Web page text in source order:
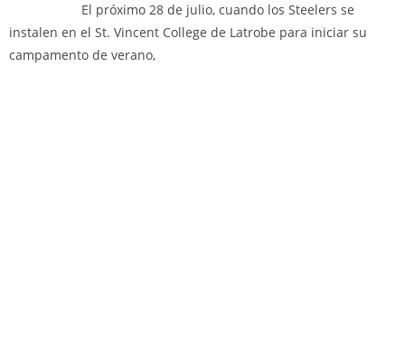
El próximo 28 de julio, cuando los Steelers se
instalen en el St. Vincent College de Latrobe para iniciar su
campamento de verano,